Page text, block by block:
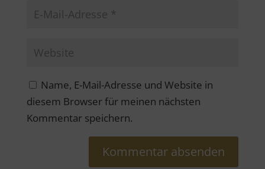
Name, E-Mail-Adresse und Website in
diesem Browser für meinen nächsten
Kommentar speichern.